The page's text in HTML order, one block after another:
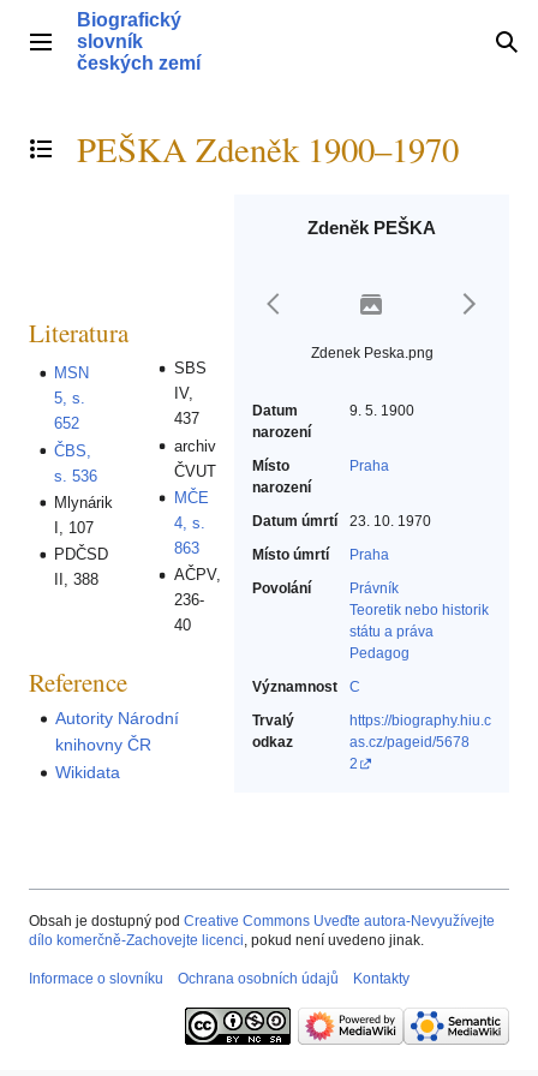
obsahHlavní menu
Biografický
slovník
českých zemí
Přepnout obsah
PEŠKA Zdeněk 1900–1970
Zdeněk PEŠKA
Zdenek Peska.png
Datum
narození
9. 5. 1900
Místo
narození
Praha
Datum úmrtí
23. 10. 1970
Místo úmrtí
Praha
Povolání
Právník‎
Teoretik nebo historik
státu a práva‎
Pedagog‎
Významnost
C
Trvalý
odkaz
https://biography.hiu.c
as.cz/pageid/5678
2
Literatura
MSN
5, s.
652
ČBS,
s. 536
Mlynárik
I, 107
PDČSD
II, 388
SBS
IV,
437
archiv
ČVUT
MČE
4, s.
863
AČPV,
236-
40
Reference
Autority Národní
knihovny ČR
Wikidata
Obsah je dostupný pod Creative Commons Uveďte autora-Nevyužívejte
dílo komerčně-Zachovejte licenci, pokud není uvedeno jinak.
Informace o slovníku Ochrana osobních údajů Kontakty